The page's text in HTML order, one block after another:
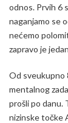
odnos. Prvih 6
naganjamo se
nećemo
zapravo je
Od sveukupno
mentalnog
prošli po danu.
nizinske točke